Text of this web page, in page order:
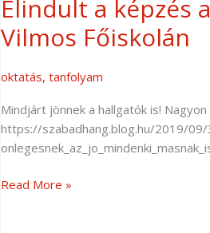
Elindult a képzés
Vilmos Főiskolán
oktatás,tanfolyam
Mindjárt jönnek a hallgatók is! Nagyon
https://szabadhang.blog.hu/2019/09/
Read More »